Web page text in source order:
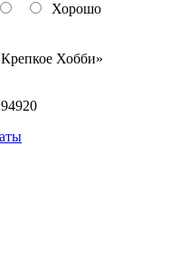
Хорошо
Хобби»